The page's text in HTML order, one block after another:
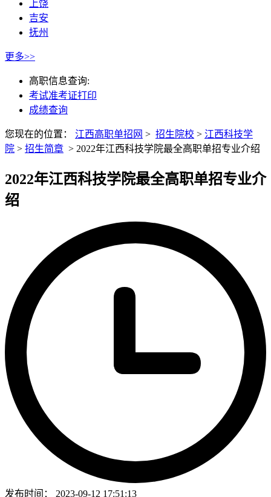
上饶
吉安
抚州
更多>>
高职信息查询:
考试准考证打印
成绩查询
您现在的位置： 江西高职单招网 > 招生院校 > 江西科技学
院 > 招生简章 > 2022年江西科技学院最全高职单招专业介绍
2022年江西科技学院最全高职单招专业介
绍
发布时间： 2023-09-12 17:51:13